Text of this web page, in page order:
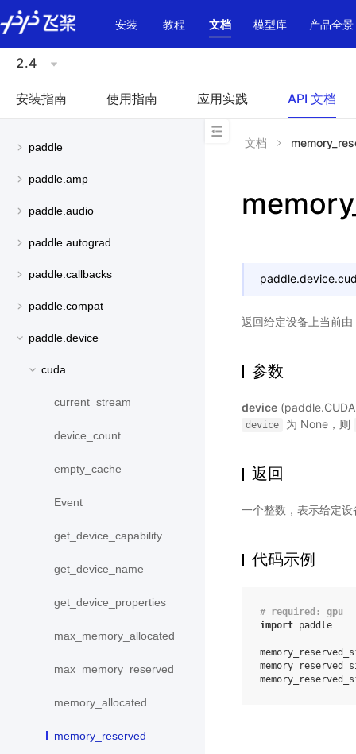
\u200E
安装
教程 文档 模型库 产品全景
2.4
安装指南 使用指南 应用实践 API 文档
paddle
paddle.amp
paddle.audio
paddle.autograd
paddle.callbacks
paddle.compat
paddle.device
cuda
current_stream
device_count
empty_cache
Event
get_device_capability
get_device_name
get_device_properties
max_memory_allocated
max_memory_reserved
memory_allocated
memory_reserved
文档
返回给定设备上当前
参数
device
device 为 None，则
返回
一个整数，表示给定
代码示例
# required: gpu
import paddle